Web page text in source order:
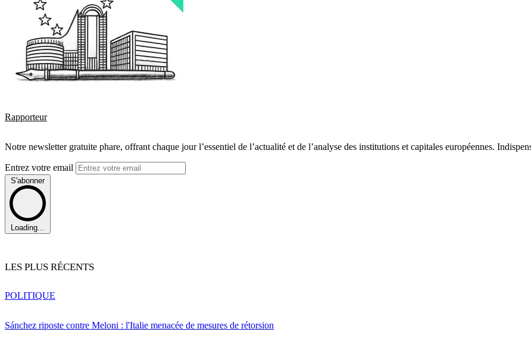
Rapporteur
Notre newsletter gratuite phare, offrant chaque jour l’essentiel de l’actualité et de l’analyse des institutions et capitales européennes.
Entrez votre email
S'abonner
Loading...
LES PLUS RÉCENTS
Sánchez riposte contre Meloni : l'Italie menacée de mesures de rétorsion
POLITIQUE